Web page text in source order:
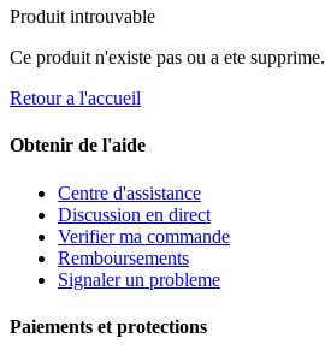
Produit introuvable
Ce produit n'existe pas ou a ete supprime.
Retour a l'accueil
Obtenir de l'aide
Centre d'assistance
Discussion en direct
Verifier ma commande
Remboursements
Signaler un probleme
Paiements et protections